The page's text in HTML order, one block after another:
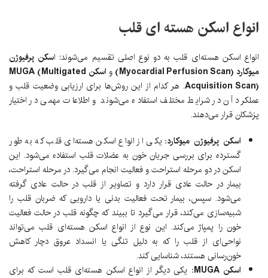
انواع اسکن هسته ای قلب
انواع اسکن هسته‌ای قلب به دو نوع اصلی تقسیم می‌شوند: اسکن پرفیوژن
میوکارد (Myocardial Perfusion Scan)
و
اسکن MUGA (Multigated
Acquisition Scan). هر کدام از این روش‌ها برای ارزیابی وضعیت قلب و
عملکرد آن در شرایط مختلف استفاده می‌شوند و اطلاعات مهمی در اختیار
پزشکان قرار می‌دهند.
اسکن پرفیوژن میوکارد: یکی از انواع اسکن هسته‌ای قلب که به طور
گسترده برای بررسی جریان خون به عضلات قلب استفاده می‌شود. این
اسکن در دو مرحله استراحت و فعالیت انجام می‌گیرد. در مرحله استراحت،
بیمار در حالت عادی قرار دارد و تصاویر از قلب در حالت عادی گرفته
می‌شود. سپس، بیمار تحت فعالیت بدنی یا دارویی که ضربان قلب را
شبیه‌سازی می‌کند، قرار می‌گیرد تا ببیند که چگونه قلب در حالت فعالیت
خون را پمپاژ می‌کند. این نوع از انواع اسکن هسته‌ای قلب می‌تواند
نواحی‌ای از قلب را که به دلیل تنگی یا انسداد عروق دچار کاهش
خون‌رسانی هستند، شناسایی کند.
اسکن MUGA:
یکی دیگر از انواع اسکن هسته‌ای قلب است که برای